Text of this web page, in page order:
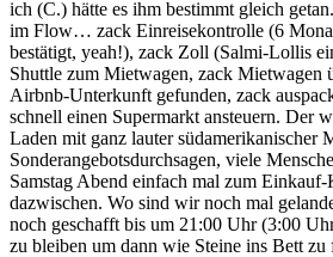
ich (C.) hätte es ihm bestimmt gleich
im Flow… zack Einreisekontrolle (6
bestätigt, yeah!), zack Zoll (Salmi-Lollis
Shuttle zum Mietwagen, zack Mietwagen
Airbnb-Unterkunft gefunden, zack
schnell einen Supermarkt ansteuern. Der
Laden mit ganz lauter südamerikanischer
Sonderangebotsdurchsagen, viele
Samstag Abend einfach mal zum
dazwischen. Wo sind wir noch mal
noch geschafft bis um 21:00 Uhr (3:00
zu bleiben um dann wie Steine ins Bett zu